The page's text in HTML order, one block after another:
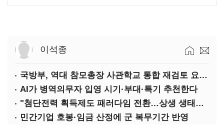
이석종
국방부, 역대 참모총장 사관학교 통합 재검토 요구에 "다양한 의견 수렴해 합리적 시스템 만들 것"
AI가 병역의무자 입영 시기·부대·특기 추천한다
"첨단전력 획득제도 패러다임 전환…상생 생태계 조성해 대체불가 K-방산 도약"
민간기업 호봉·임금 산정에 군 복무기간 반영